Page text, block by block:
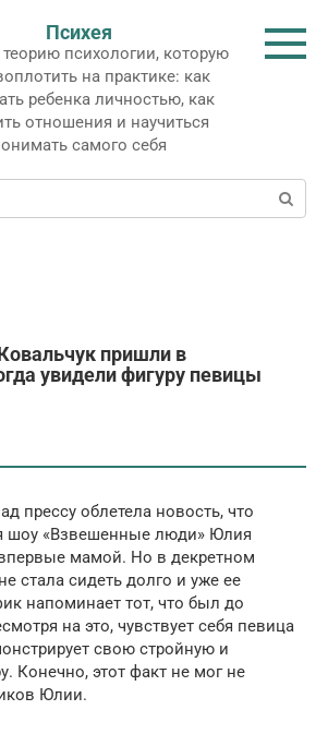
Психея
психологии, которую
на практике: как
ребенка личностью, как
отношения и научиться
самого себя
пришли в
увидели фигуру певицы
прессу облетела новость, что
шоу «Взвешенные люди» Юлия
мамой. Но в декретном
стала сидеть долго и уже ее
напоминает тот, что был до
на это, чувствует себя певица
свою стройную и
Конечно, этот факт не мог не
Юлии.